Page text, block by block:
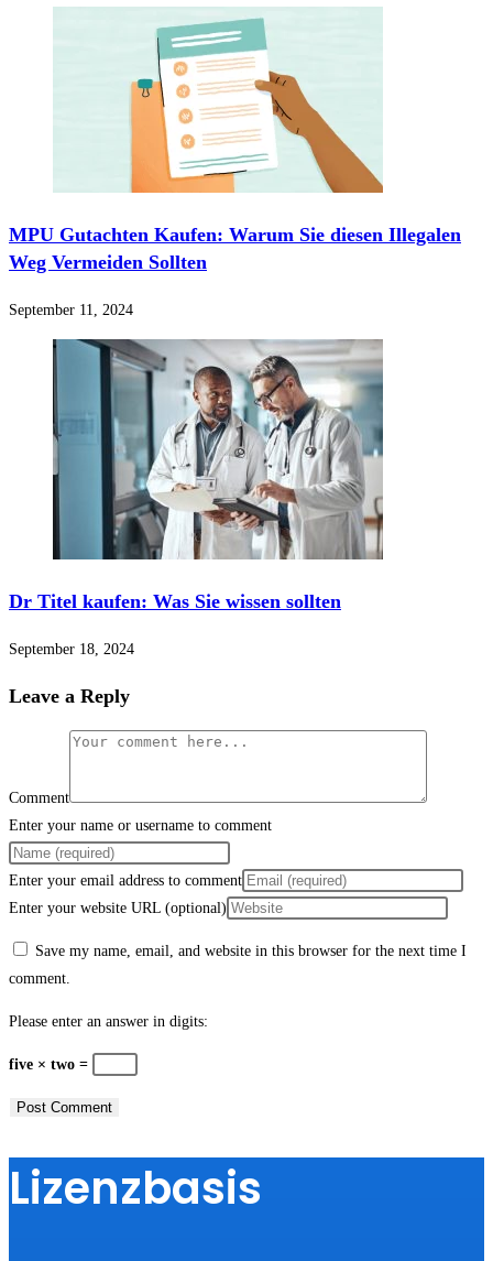
MPU Gutachten Kaufen: Warum Sie diesen Illegalen
Weg Vermeiden Sollten
September 11, 2024
Dr Titel kaufen: Was Sie wissen sollten
September 18, 2024
Leave a Reply
Comment
Enter your name or username to comment
Enter your email address to comment
Enter your website URL (optional)
Save my name, email, and website in this browser for the next time I
comment.
Please enter an answer in digits:
five × two =
Lizenzbasis